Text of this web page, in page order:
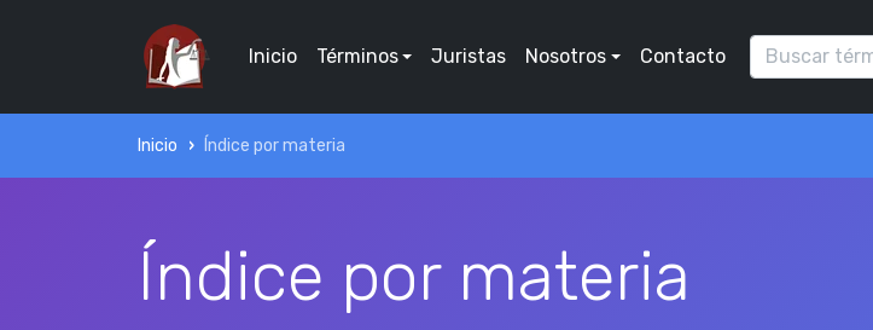
Inicio Términos Juristas Nosotros Contacto
Inicio Índice por materia
Índice por materia